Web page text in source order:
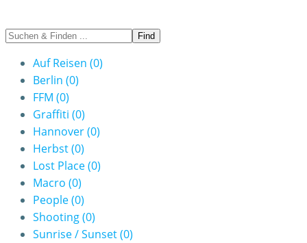
Auf Reisen (0)
Berlin (0)
FFM (0)
Graffiti (0)
Hannover(0)
Herbst(0)
Lost Place(0)
Macro (0)
People(0)
Shooting(0)
Sunrise / Sunset(0)